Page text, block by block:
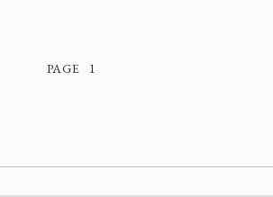
1